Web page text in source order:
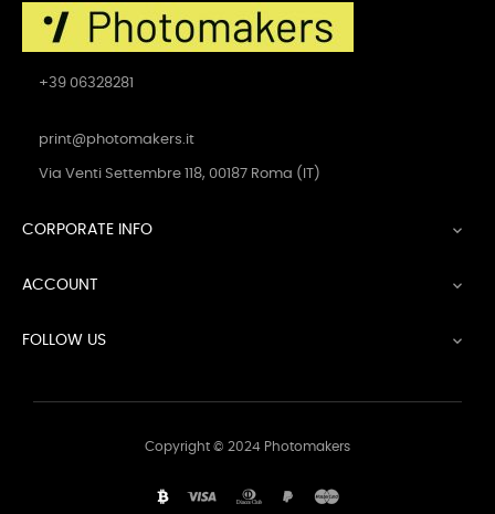
+39 06328281
print@photomakers.it
Via Venti Settembre 118, 00187 Roma (IT)
CORPORATE INFO 
ACCOUNT 
FOLLOW US 
Copyright © 2024 Photomakers